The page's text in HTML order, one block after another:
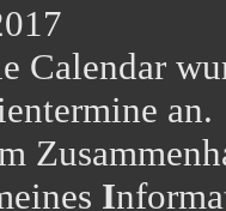
Calendar
an.
I